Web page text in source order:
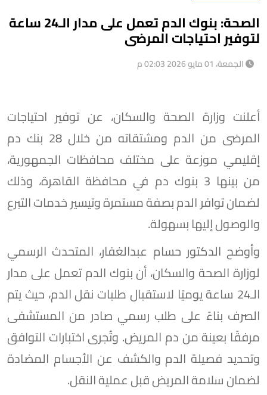
الصحة: بنوك الدم تعمل على مدار الـ24 ساعة
لتوفير احتياجات المرضى
الجمعة، 01 مايو 2026 02:03 م
أعلنت وزارة الصحة والسكان، عن توفير احتياجات
المرضى من الدم ومشتقاته من خلال 28 بنك دم
إقليمي موزعة على مختلف محافظات الجمهورية،
من بينها 3 بنوك دم في محافظة القاهرة، وذلك
لضمان توافر الدم بصفة مستمرة وتيسير خدمات التبرع
والوصول إليها بسهولة.
وأوضح الدكتور حسام عبدالغفار، المتحدث الرسمي
لوزارة الصحة والسكان، أن بنوك الدم تعمل على مدار
الـ24 ساعة يوميًا لاستقبال طلبات نقل الدم، حيث يتم
الصرف بناءً على طلب رسمي صادر من المستشفى
مرفقًا بعينة من دم المريض. وتُجرى اختبارات التوافق
وتحديد فصيلة الدم والكشف عن الأجسام المضادة
لضمان سلامة المريض قبل عملية النقل.